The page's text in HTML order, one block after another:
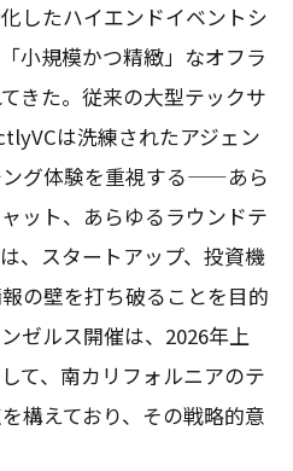
したハイエンドイベントシ
小規模かつ精緻」なオフラ
きた。従来の大型テックサ
は洗練されたアジェン
ング体験を重視する——あら
ット、あらゆるラウンドテ
、スタートアップ、投資機
の壁を打ち破ることを目的
ゼルス開催は、2026年上
て、南カリフォルニアのテ
構えており、その戦略的意